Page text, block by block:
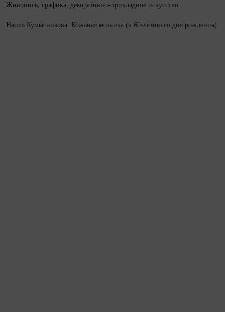
Живопись, графика, декоративно‑прикладное искусство.
Наиля Кумысникова. Кожаная мозаика (к 60‑летию со дня рождения).